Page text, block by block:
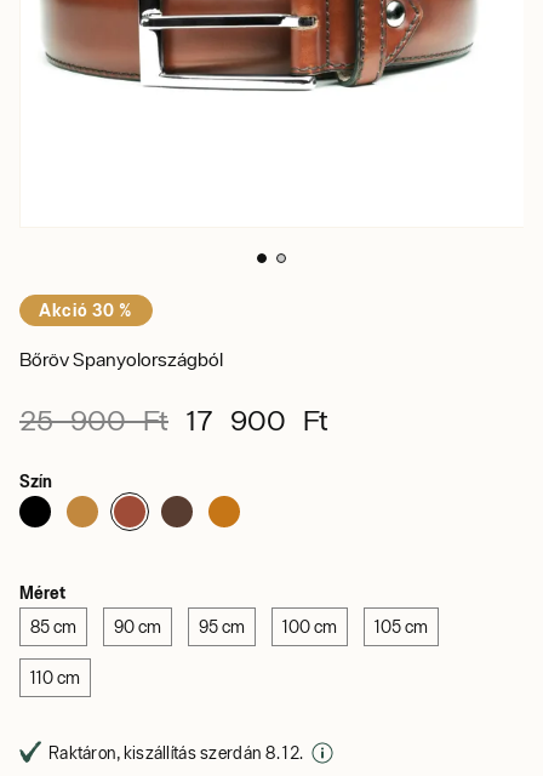
Akció 30 %
Bőröv Spanyolországból
25 900 Ft 17 900 Ft
Szín
Méret
85 cm 90 cm 95 cm 100 cm 105 cm
110 cm
Raktáron, kiszállítás szerdán 8. 12.